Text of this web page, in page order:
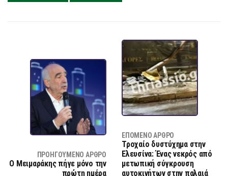
ΠΡΟΗΓΟΎΜΕΝΟ ΆΡΘΡΟ
O Μειμαράκης πήγε μόνο την
πρώτη ημέρα
ΕΠΌΜΕΝΟ ΆΡΘΡΟ
Τροχαίο δυστύχημα στην
Ελευσίνα: Ένας νεκρός από
μετωπική σύγκρουση
αυτοκινήτων στην παλαιά